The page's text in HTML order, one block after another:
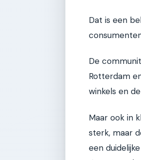
Dat is een
De
Rotterdam
winkels en
Maar ook in
sterk, maar
een